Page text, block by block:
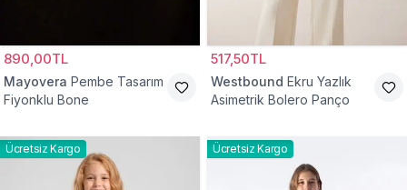
890,00TL
Mayovera Pembe Tasarım
Fiyonklu Bone
517,50TL
Westbound Ekru Yazlık
Asimetrik Bolero Panço
Ücretsiz Kargo Ücretsiz Kargo